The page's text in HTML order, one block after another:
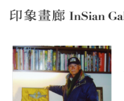
InSian Gallery